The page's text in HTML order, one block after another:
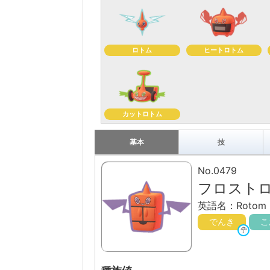
ロトム ヒートロトム
カットロトム
基本 技
No.0479
フロスト
英語名：Rotom
でんき